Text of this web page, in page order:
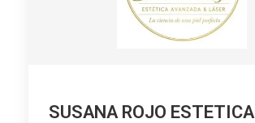
SUSANA ROJO ESTETICA